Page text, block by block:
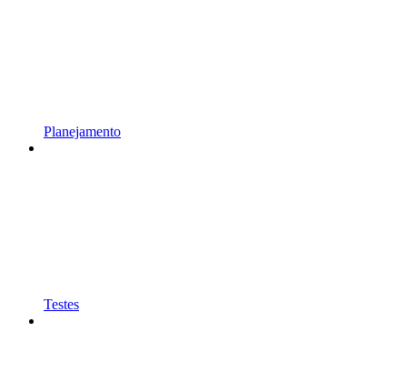
Planejamento
Testes